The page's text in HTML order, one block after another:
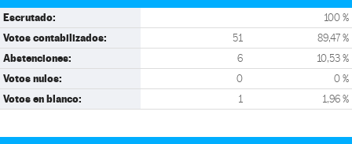
Escrutado: 100 %
Votos contabilizados: 51 89,47 %
Abstenciones: 6 10,53 %
Votos nulos: 0 0 %
Votos en blanco: 1 1,96 %